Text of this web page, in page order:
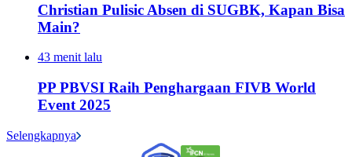
Christian Pulisic Absen di SUGBK, Kapan Bisa
Main?
43 menit lalu
PP PBVSI Raih Penghargaan FIVB World
Event 2025
Selengkapnya